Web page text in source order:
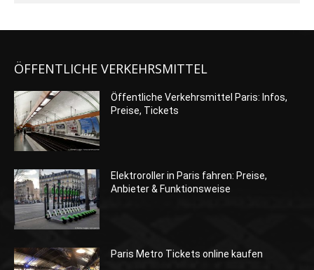
ÖFFENTLICHE VERKEHRSMITTEL
Öffentliche Verkehrsmittel Paris: Infos,
Preise, Tickets
Elektroroller in Paris fahren: Preise,
Anbieter & Funktionsweise
Paris Metro Tickets online kaufen